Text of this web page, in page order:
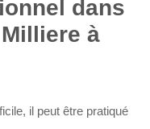
dans
à
il peut être pratiqué